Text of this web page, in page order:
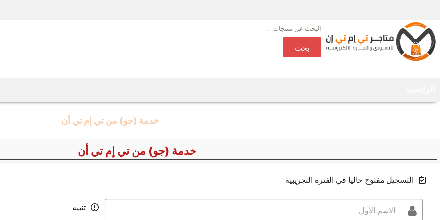
البحث
عن:
بحث
خدمة (جو) من تي إم تي أن
خدمة (جو) من تي إم تي أن
التسجيل مفتوح حاليا في الفترة التجريبية
الاسم الأول تنبيه